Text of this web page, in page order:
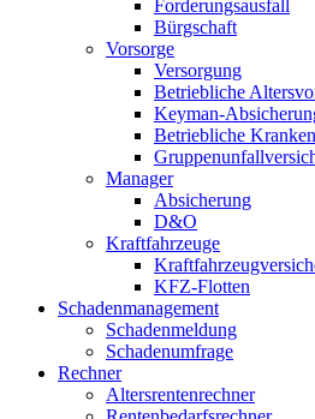
Forderungsausfall
Bürgschaft
Vorsorge
Versorgung
Betriebliche
Keyman-
Betriebliche
Manager
Absicherung
D&O
Kraftfahrzeuge
KFZ-Flotten
Schadenmanagement
Schadenmeldung
Schadenumfrage
Rechner
Altersrentenrechner